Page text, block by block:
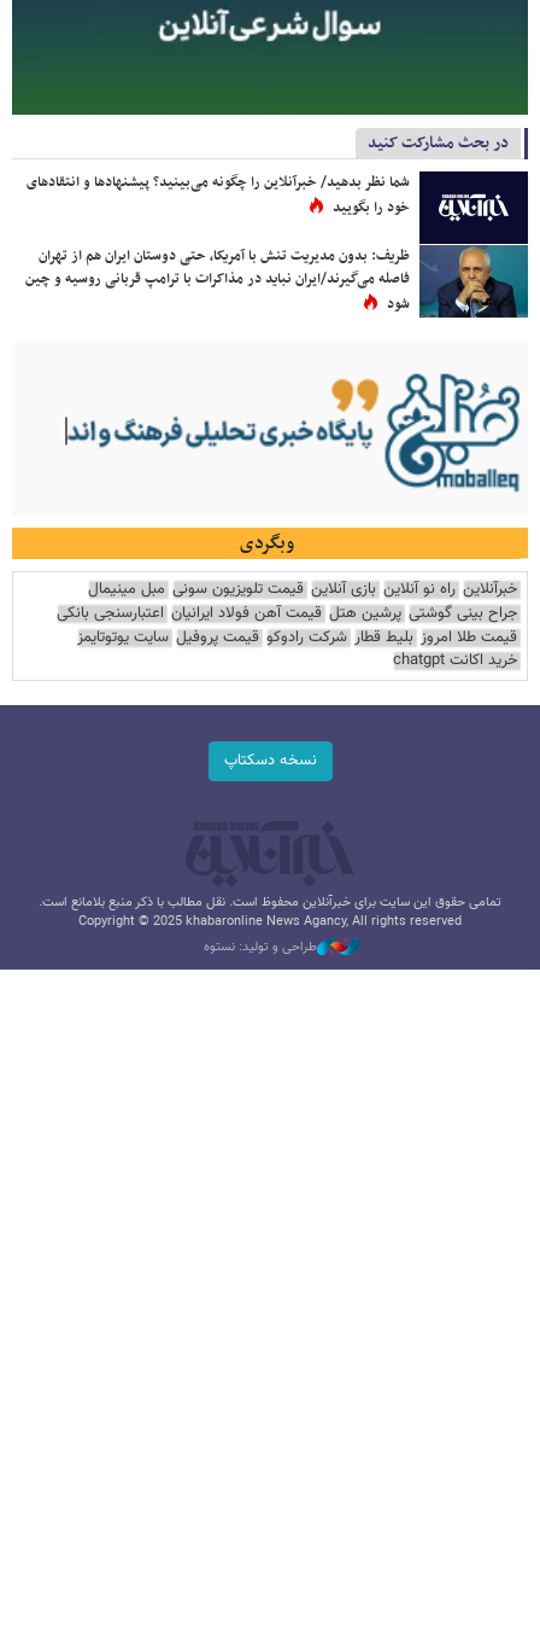
در بحث مشارکت کنید
شما نظر بدهید/ خبرآنلاین را چگونه می‌بینید؟ پیشنهادها و انتقادهای
خود را بگویید
ظریف: بدون مدیریت تنش با آمریکا، حتی دوستان ایران هم از تهران
فاصله می‌گیرند/ایران نباید در مذاکرات با ترامپ قربانی روسیه و چین
شود
وبگردی
خبرآنلاین راه نو آنلاین بازی آنلاین قیمت تلویزیون سونی مبل مینیمال
جراح بینی گوشتی پرشین هتل قیمت آهن فولاد ایرانیان اعتبارسنجی بانکی
قیمت طلا امروز بلیط قطار شرکت رادوکو قیمت پروفیل سایت یوتوتایمز
خرید اکانت chatgpt
نسخه دسکتاپ
تمامی حقوق این سایت برای خبرآنلاین محفوظ است. نقل مطالب با ذکر منبع بلامانع است.
Copyright © 2025 khabaronline News Agancy, All rights reserved
طراحی و تولید: نستوه